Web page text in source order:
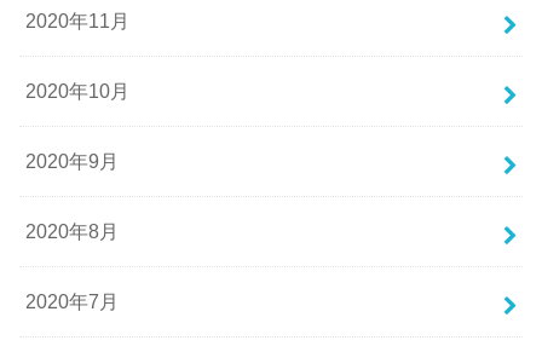
2020年11月
2020年10月
2020年9月
2020年8月
2020年7月